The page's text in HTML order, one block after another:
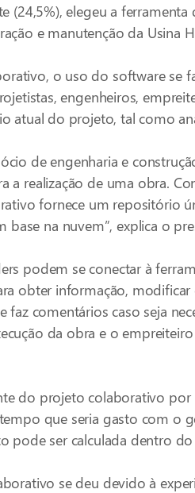
(24,5%), elegeu a
e manutenção da Usina
o uso do software se
engenheiros,
atual do projeto, tal como
de engenharia e
a realização de uma obra.
fornece um repositório
base na nuvem”, explica o
podem se conectar à
obter informação,
faz comentários caso seja
da obra e o
do projeto colaborativo
que seria gasto com o
pode ser calculada dentro
se deu devido à